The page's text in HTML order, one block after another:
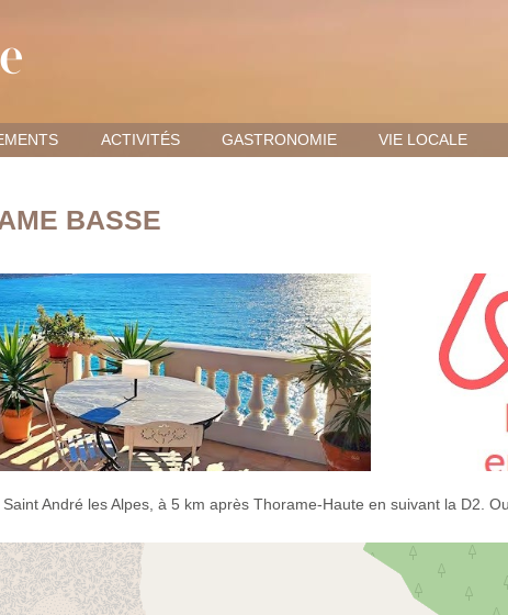
ACTIVITÉS GASTRONOMIE VIE LOCALE
BASSE
André les Alpes, à 5 km après Thorame-Haute en suivant la D2.